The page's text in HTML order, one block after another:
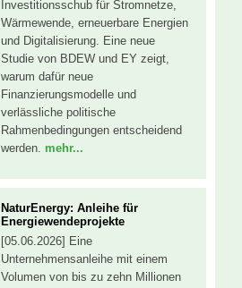
Investitionsschub für Stromnetze,
Wärmewende, erneuerbare Energien
und Digitalisierung. Eine neue
Studie von BDEW und EY zeigt,
warum dafür neue
Finanzierungsmodelle und
verlässliche politische
Rahmenbedingungen entscheidend
werden. mehr...
NaturEnergy: Anleihe für
Energiewendeprojekte
[05.06.2026] Eine
Unternehmensanleihe mit einem
Volumen von bis zu zehn Millionen